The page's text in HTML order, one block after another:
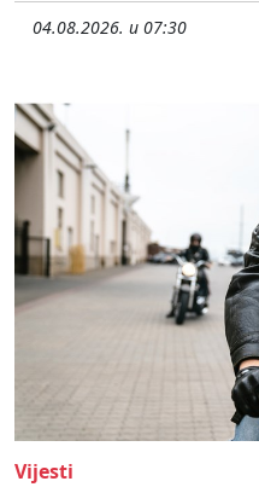
04.08.2026. u 07:30
Vijesti